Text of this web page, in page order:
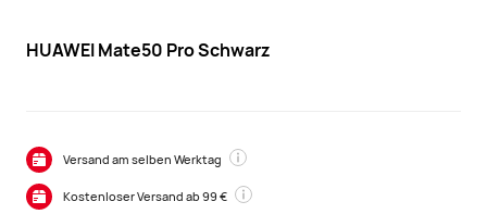
HUAWEI Mate50 Pro Schwarz
Versand am selben Werktag
Kostenloser Versand ab 99 €